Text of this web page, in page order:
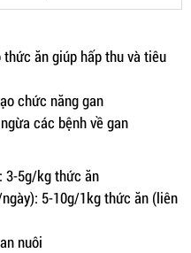
ăn giúp hấp thu và tiêu
chức năng gan
các bệnh về gan
3-5g/kg thức ăn
5-10g/1kg thức ăn (liên
nuôi